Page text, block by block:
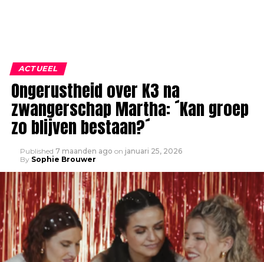
ACTUEEL
Ongerustheid over K3 na
zwangerschap Martha: ´Kan groep
zo blijven bestaan?´
Published 7 maanden ago on januari 25, 2026
By Sophie Brouwer